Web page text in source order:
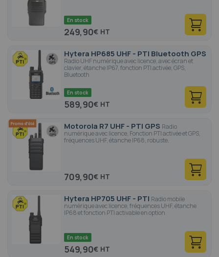
En stock
249,90€
Hytera HP685 UHF - PTI Bluetooth GPS
Radio UHF numérique avec licence, avec écran et
clavier, étanche IP67, fonction PTI activée, GPS,
Bluetooth
En stock
589,90€
Motorola R7 UHF - PTI GPS Radio
numérique avec licence, Fonction PTI activée et GPS,
fréquences UHF, étanche IP68, robuste.
709,90€
Hytera HP705 UHF - PTI Radio mobile
numérique avec licence, fréquences UHF, étanche
IP68 et fonction PTI activable en option
En stock
549,90€